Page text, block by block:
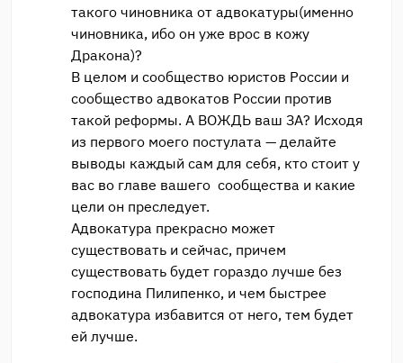
такого чиновника от адвокатуры(именно
чиновника, ибо он уже врос в кожу
Дракона)?
В целом и сообщество юристов России и
сообщество адвокатов России против
такой реформы. А ВОЖДЬ ваш ЗА? Исходя
из первого моего постулата — делайте
выводы каждый сам для себя, кто стоит у
вас во главе вашего сообщества и какие
цели он преследует.
Адвокатура прекрасно может
существовать и сейчас, причем
существовать будет гораздо лучше без
господина Пилипенко, и чем быстрее
адвокатура избавится от него, тем будет
ей лучше.